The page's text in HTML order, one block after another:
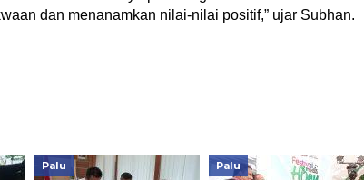
dan menanamkan nilai-nilai positif,” ujar Subhan.
Palu Palu